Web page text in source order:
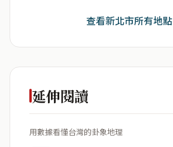
查看新北市所有地點
延伸閱讀
用數據看懂台灣的卦象地理